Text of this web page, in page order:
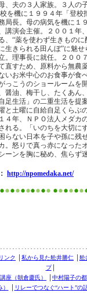
、夫の３人家族。３人の
を機に１９９４年「登校
局長。母の病気を機に１
講演会主催。２００１年
、“薬を使わず生きものに
生きられる田んぼ”に魅せ
理事長に就任。２００
直すため、原料から無農
いお米中心のお食事が食
っこうのショールームを開
醤油、梅干し、たくあん
生活」の二重生活を提案
と土曜に自給自足くらぶ
４年、ＮＰＯ法人メダカ
れる。「いのちを大切に
らない日本を子や孫に残
。怒りで真っ赤になった
ーンを胸に秘め、焦らず
http://npomedaka.net/
ンク 私から見た舩井勝仁 舩
プ│
座（朝倉慶氏） 中村陽子の
リレーでつなぐ“ハート”の